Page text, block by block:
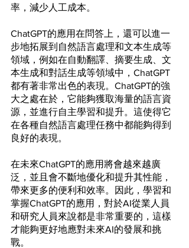
率，減少人工成本。
ChatGPT的應用在問答上，還可以進一
步地拓展到自然語言處理和文本生成等
領域，例如在自動翻譯、摘要生成、文
本生成和對話生成等領域中，ChatGPT
都有著非常出色的表現。ChatGPT的強
大之處在於，它能夠獲取海量的語言資
源，並進行自主學習和提升。這使得它
在各種自然語言處理任務中都能夠得到
良好的表現。
在未來ChatGPT的應用將會越來越廣
泛，並且會不斷地優化和提升其性能，
帶來更多的便利和效率。因此，學習和
掌握ChatGPT的應用，對於AI從業人員
和研究人員來說都是非常重要的，這樣
才能夠更好地應對未來AI的發展和挑
戰。